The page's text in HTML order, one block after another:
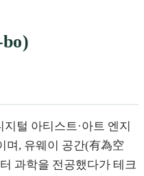
털 아티스트·아트 엔지
며, 유웨이 공간(有為空
과학을 전공했다가 테크